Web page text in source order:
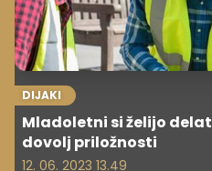
DIJAKI
Mladoletni si želijo
dovolj priložnosti
12. 06. 2023 13.49